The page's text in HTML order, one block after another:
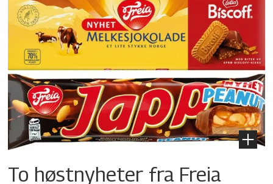
To høstnyheter fra Freia